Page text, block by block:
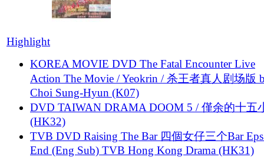
Highlight
KOREA MOVIE DVD The Fatal Encounter Live
Action The Movie / Yeokrin / 杀王者真人剧场版
Choi Sung-Hyun (K07)
DVD TAIWAN DRAMA DOOM 5 / 僅余的十五
(HK32)
TVB DVD Raising The Bar 四個女仔三个Bar
End (Eng Sub) TVB Hong Kong Drama (HK31)